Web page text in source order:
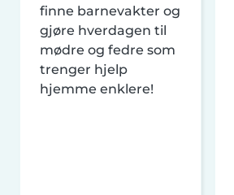
finne barnevakter og
gjøre hverdagen til
mødre og fedre som
trenger hjelp
hjemme enklere!